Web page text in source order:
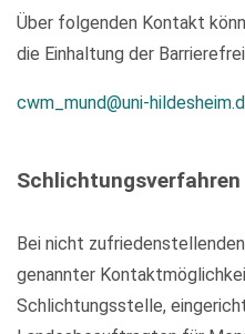
Über folgenden Kontakt
die Einhaltung der
cwm_mund@uni-
Schlichtungsverfahren
Bei nicht
genannter
Schlichtungsstelle,